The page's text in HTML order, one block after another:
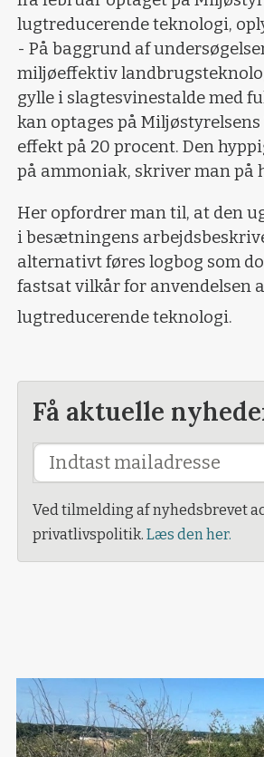
lugtreducerende teknologi,
- På baggrund af
miljøeffektiv
gylle i slagtesvinestalde med
kan optages på
effekt på 20 procent. Den
på ammoniak, skriver man på
Her opfordrer man til, at den
i besætningens
alternativt føres logbog som
fastsat vilkår for anvendelsen
lugtreducerende teknologi.
Få aktuelle
Ved tilmelding af nyhedsbrevet
privatlivspolitik. Læs den her.